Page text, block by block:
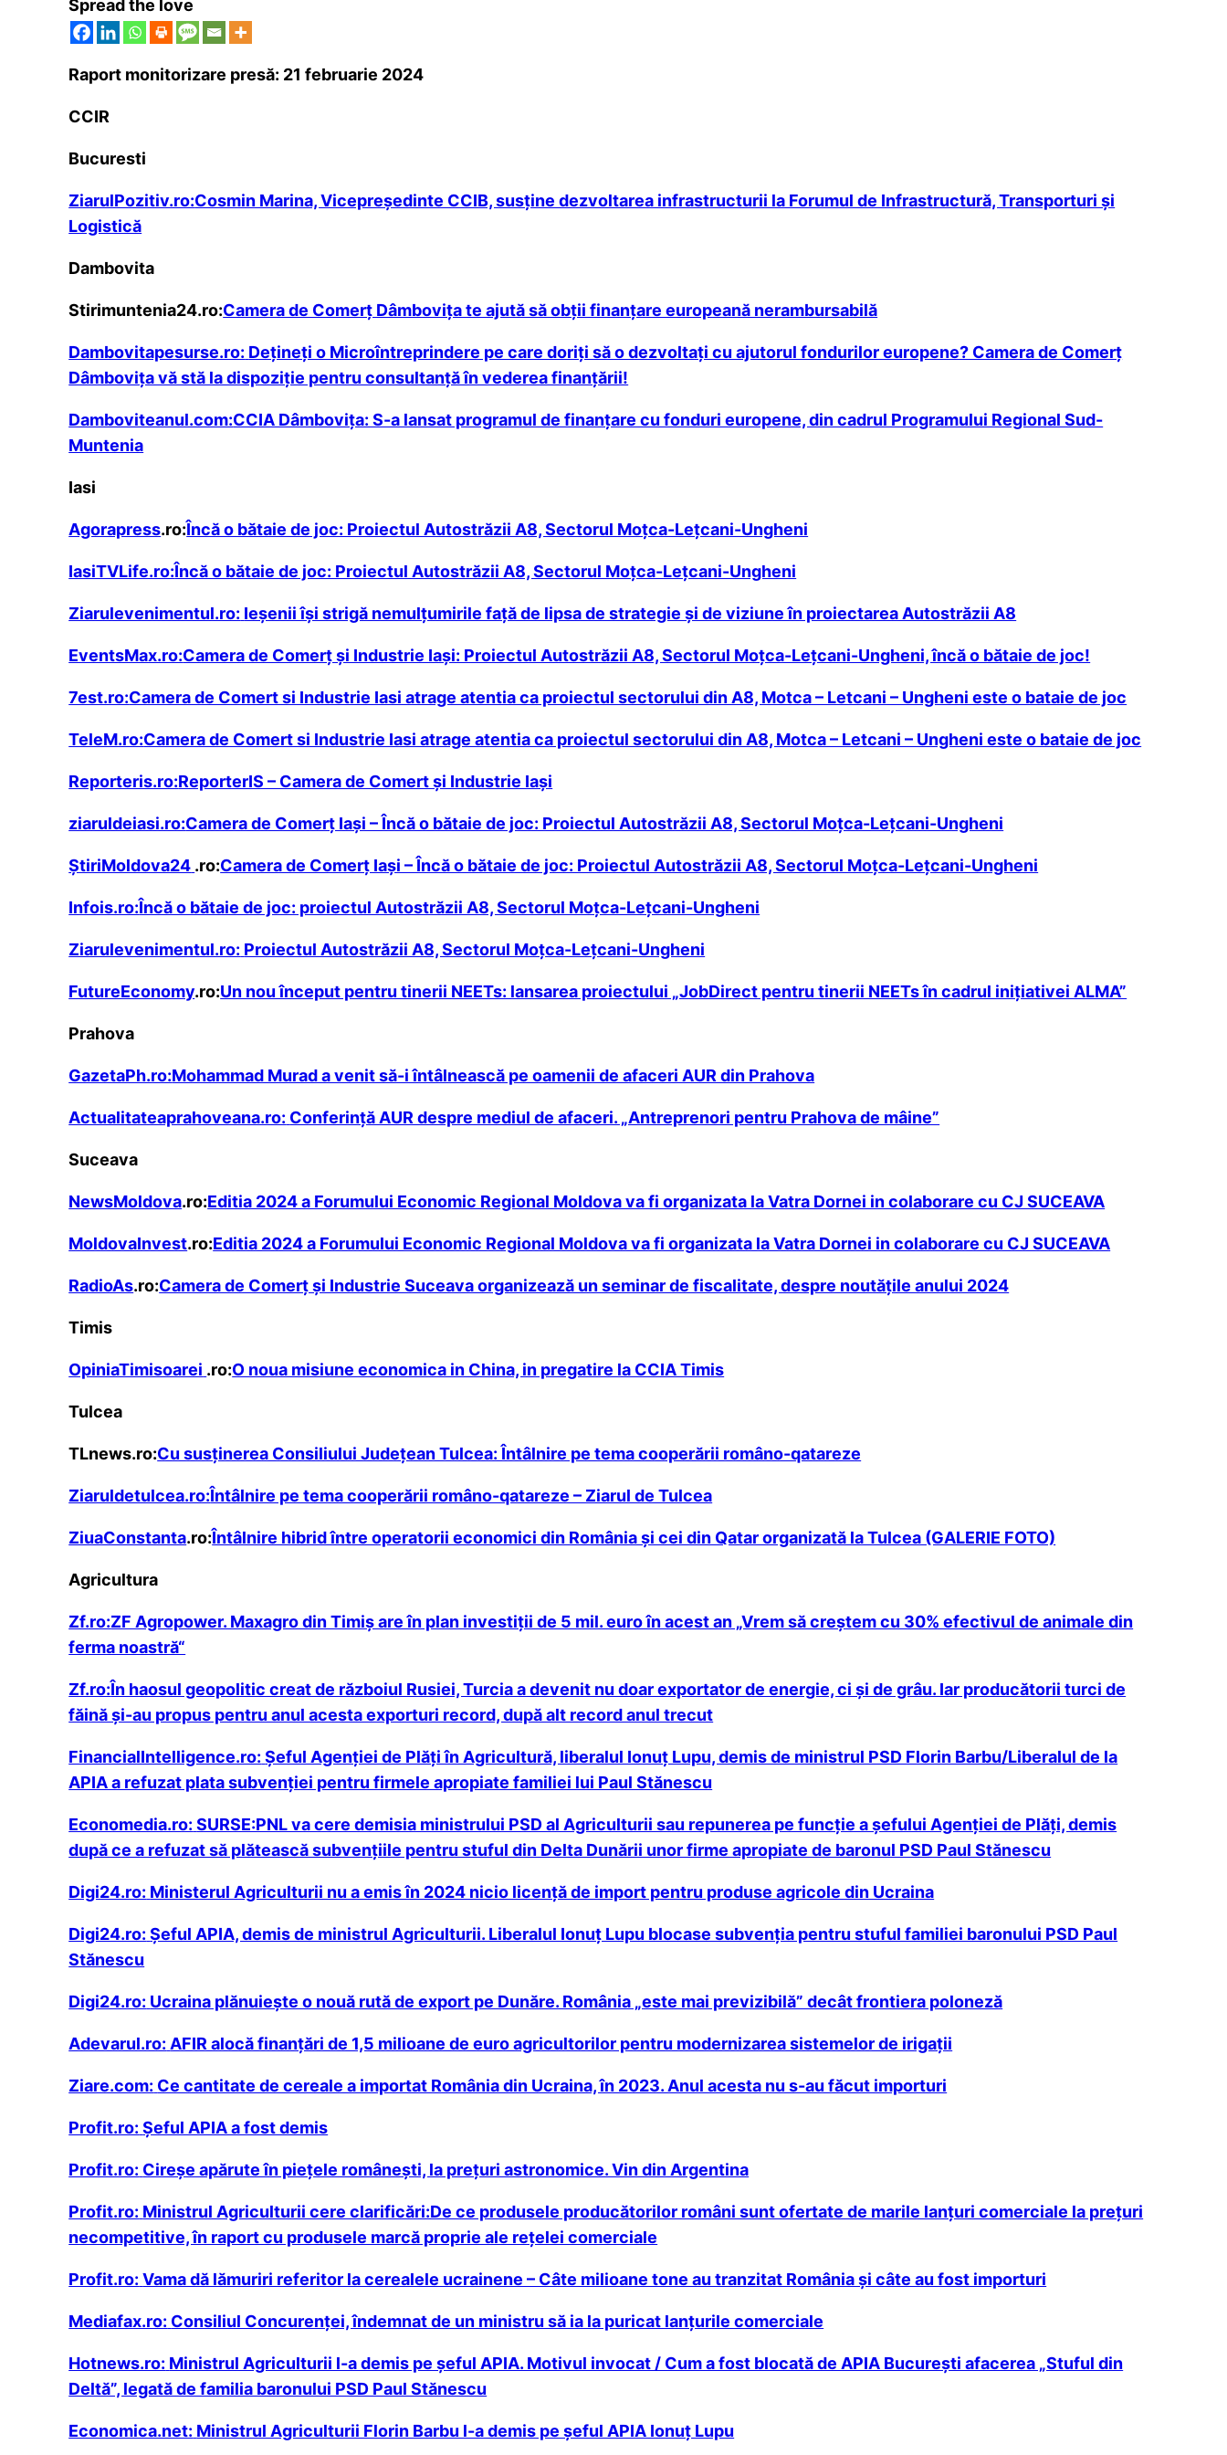
Spread the love
Raport monitorizare presă: 21 februarie 2024
CCIR
Bucuresti
ZiarulPozitiv.ro:Cosmin Marina, Vicepreședinte CCIB, susține dezvoltarea infrastructurii la Forumul de Infrastructură, Transporturi și
Logistică
Dambovita
Stirimuntenia24.ro:Camera de Comerț Dâmboviţa te ajută să obții finanțare europeană nerambursabilă
Dambovitapesurse.ro: Dețineți o Microîntreprindere pe care doriți să o dezvoltați cu ajutorul fondurilor europene? Camera de Comerț
Dâmbovița vă stă la dispoziție pentru consultanță în vederea finanțării!
Damboviteanul.com:CCIA Dâmbovița: S-a lansat programul de finanțare cu fonduri europene, din cadrul Programului Regional Sud-
Muntenia
Iasi
Agorapress.ro:Încă o bătaie de joc: Proiectul Autostrăzii A8, Sectorul Moțca-Lețcani-Ungheni
IasiTVLife.ro:Încă o bătaie de joc: Proiectul Autostrăzii A8, Sectorul Moțca-Lețcani-Ungheni
Ziarulevenimentul.ro: Ieșenii își strigă nemulţumirile faţă de lipsa de strategie și de viziune în proiectarea Autostrăzii A8
EventsMax.ro:Camera de Comerţ şi Industrie Iaşi: Proiectul Autostrăzii A8, Sectorul Moţca-Leţcani-Ungheni, încă o bătaie de joc!
7est.ro:Camera de Comert si Industrie Iasi atrage atentia ca proiectul sectorului din A8, Motca – Letcani – Ungheni este o bataie de joc
TeleM.ro:Camera de Comert si Industrie Iasi atrage atentia ca proiectul sectorului din A8, Motca – Letcani – Ungheni este o bataie de joc
Reporteris.ro:ReporterIS – Camera de Comert și Industrie Iași
ziaruldeiasi.ro:Camera de Comerţ Iaşi – Încă o bătaie de joc: Proiectul Autostrăzii A8, Sectorul Moţca-Leţcani-Ungheni
ȘtiriMoldova24 .ro:Camera de Comerţ Iaşi – Încă o bătaie de joc: Proiectul Autostrăzii A8, Sectorul Moţca-Leţcani-Ungheni
Infois.ro:Încă o bătaie de joc: proiectul Autostrăzii A8, Sectorul Moțca-Lețcani-Ungheni
Ziarulevenimentul.ro: Proiectul Autostrăzii A8, Sectorul Moțca-Lețcani-Ungheni
FutureEconomy.ro:Un nou început pentru tinerii NEETs: lansarea proiectului „JobDirect pentru tinerii NEETs în cadrul inițiativei ALMA”
Prahova
GazetaPh.ro:Mohammad Murad a venit să-i întâlnească pe oamenii de afaceri AUR din Prahova
Actualitateaprahoveana.ro: Conferință AUR despre mediul de afaceri. „Antreprenori pentru Prahova de mâine”
Suceava
NewsMoldova.ro:Editia 2024 a Forumului Economic Regional Moldova va fi organizata la Vatra Dornei in colaborare cu CJ SUCEAVA
MoldovaInvest.ro:Editia 2024 a Forumului Economic Regional Moldova va fi organizata la Vatra Dornei in colaborare cu CJ SUCEAVA
RadioAs.ro:Camera de Comerț și Industrie Suceava organizează un seminar de fiscalitate, despre noutățile anului 2024
Timis
OpiniaTimisoarei .ro:O noua misiune economica in China, in pregatire la CCIA Timis
Tulcea
TLnews.ro:Cu susținerea Consiliului Județean Tulcea: Întâlnire pe tema cooperării româno-qatareze
Ziaruldetulcea.ro:Întâlnire pe tema cooperării româno-qatareze – Ziarul de Tulcea
ZiuaConstanta.ro:Întâlnire hibrid între operatorii economici din România și cei din Qatar organizată la Tulcea (GALERIE FOTO)
Agricultura
Zf.ro:ZF Agropower. Maxagro din Timiş are în plan investiţii de 5 mil. euro în acest an „Vrem să creştem cu 30% efectivul de animale din
ferma noastră“
Zf.ro:În haosul geopolitic creat de războiul Rusiei, Turcia a devenit nu doar exportator de energie, ci şi de grâu. Iar producătorii turci de
făină şi-au propus pentru anul acesta exporturi record, după alt record anul trecut
FinancialIntelligence.ro: Şeful Agenţiei de Plăţi în Agricultură, liberalul Ionuţ Lupu, demis de ministrul PSD Florin Barbu/Liberalul de la
APIA a refuzat plata subvenţiei pentru firmele apropiate familiei lui Paul Stănescu
Economedia.ro: SURSE:PNL va cere demisia ministrului PSD al Agriculturii sau repunerea pe funcție a șefului Agenției de Plăți, demis
după ce a refuzat să plătească subvențiile pentru stuful din Delta Dunării unor firme apropiate de baronul PSD Paul Stănescu
Digi24.ro: Ministerul Agriculturii nu a emis în 2024 nicio licență de import pentru produse agricole din Ucraina
Digi24.ro: Șeful APIA, demis de ministrul Agriculturii. Liberalul Ionuț Lupu blocase subvenția pentru stuful familiei baronului PSD Paul
Stănescu
Digi24.ro: Ucraina plănuiește o nouă rută de export pe Dunăre. România „este mai previzibilă” decât frontiera poloneză
Adevarul.ro: AFIR alocă finanțări de 1,5 milioane de euro agricultorilor pentru modernizarea sistemelor de irigații
Ziare.com: Ce cantitate de cereale a importat România din Ucraina, în 2023. Anul acesta nu s-au făcut importuri
Profit.ro: Șeful APIA a fost demis
Profit.ro: Cireșe apărute în piețele românești, la prețuri astronomice. Vin din Argentina
Profit.ro: Ministrul Agriculturii cere clarificări:De ce produsele producătorilor români sunt ofertate de marile lanțuri comerciale la prețuri
necompetitive, în raport cu produsele marcă proprie ale rețelei comerciale
Profit.ro: Vama dă lămuriri referitor la cerealele ucrainene – Câte milioane tone au tranzitat România și câte au fost importuri
Mediafax.ro: Consiliul Concurenţei, îndemnat de un ministru să ia la puricat lanţurile comerciale
Hotnews.ro: Ministrul Agriculturii l-a demis pe șeful APIA. Motivul invocat / Cum a fost blocată de APIA București afacerea „Stuful din
Deltă”, legată de familia baronului PSD Paul Stănescu
Economica.net: Ministrul Agriculturii Florin Barbu l-a demis pe șeful APIA Ionuț Lupu